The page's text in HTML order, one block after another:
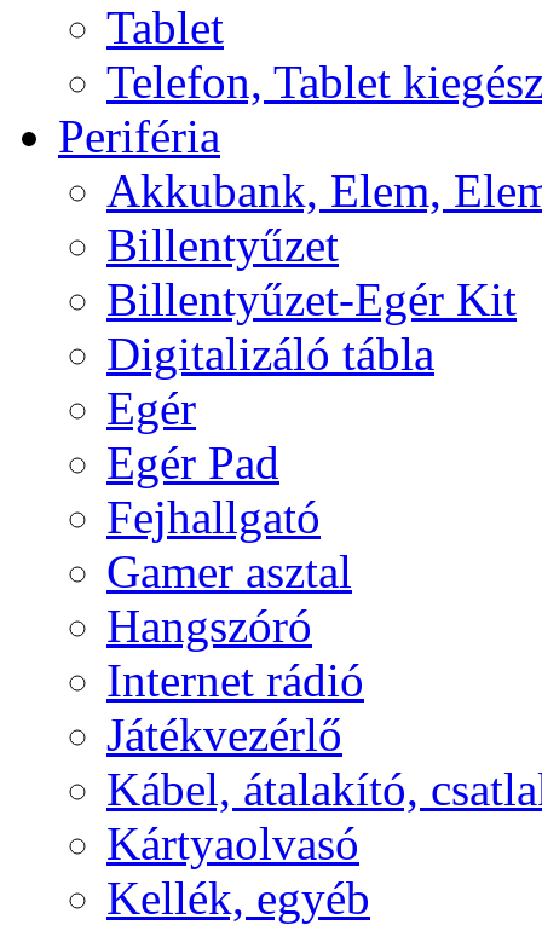
Tablet
Telefon, Tablet
Periféria
Akkubank, Elem,
Billentyűzet
Billentyűzet-Egér Kit
Digitalizáló tábla
Egér
Egér Pad
Fejhallgató
Gamer asztal
Hangszóró
Internet rádió
Játékvezérlő
Kábel, átalakító,
Kártyaolvasó
Kellék, egyéb